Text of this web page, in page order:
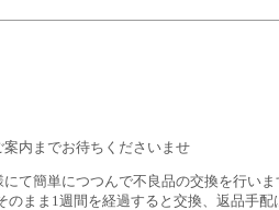
内までお待ちくださいませ
簡単につつんで不良品の交換を行い
まま1週間を経過すると交換、返品手配